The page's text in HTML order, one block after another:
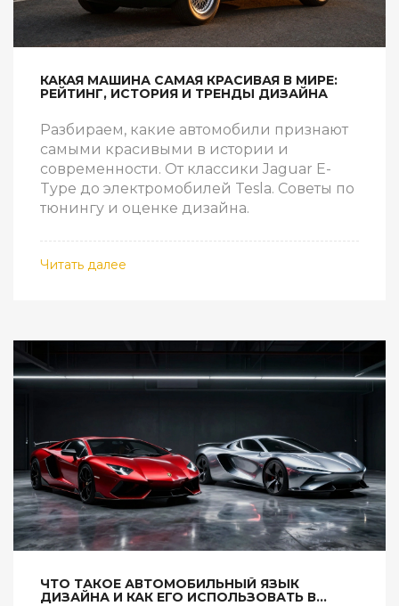
КАКАЯ МАШИНА САМАЯ КРАСИВАЯ В МИРЕ:
РЕЙТИНГ, ИСТОРИЯ И ТРЕНДЫ ДИЗАЙНА
Разбираем, какие автомобили признают
самыми красивыми в истории и
современности. От классики Jaguar E-
Type до электромобилей Tesla. Советы по
тюнингу и оценке дизайна.
Читать далее
ЧТО ТАКОЕ АВТОМОБИЛЬНЫЙ ЯЗЫК
ДИЗАЙНА И КАК ЕГО ИСПОЛЬЗОВАТЬ В